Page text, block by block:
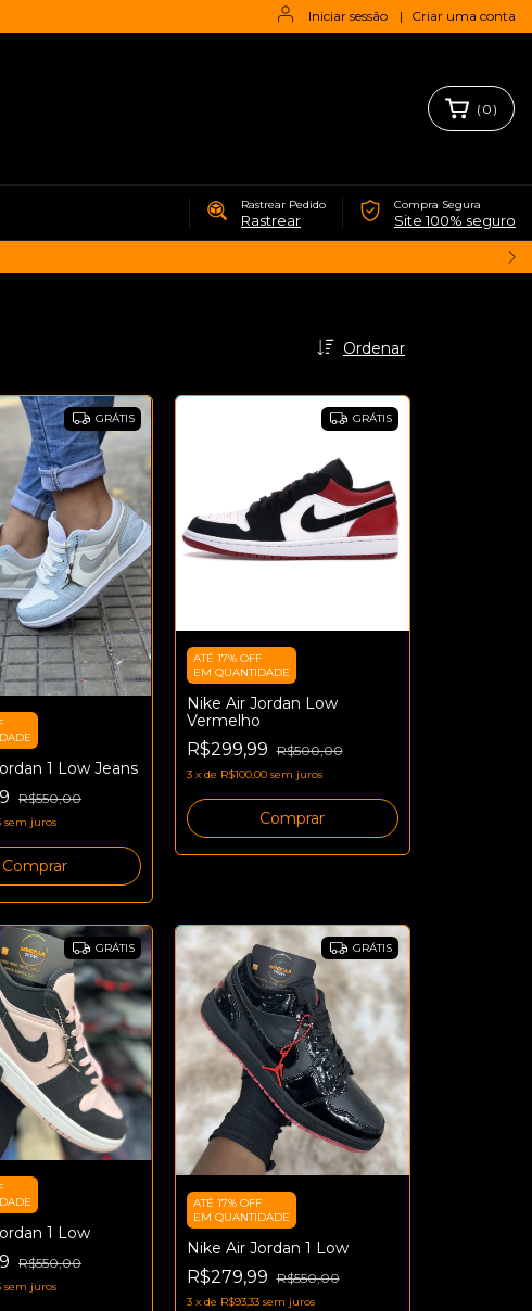
Iniciar sessão | Criar uma conta
( 0 )
Rastrear Pedido
Rastrear
Compra Segura
Site 100% seguro
Ordenar
GRÁTIS
1 Low Jeans
R$550,00
sem juros
Comprar
GRÁTIS
ATÉ 17% OFF
EM QUANTIDADE
Nike Air Jordan Low
Vermelho
R$299,99 R$500,00
3 x de R$100,00 sem juros
Comprar
GRÁTIS
1 Low
R$550,00
sem juros
GRÁTIS
ATÉ 17% OFF
EM QUANTIDADE
Nike Air Jordan 1 Low
R$279,99 R$550,00
3 x de R$93,33 sem juros